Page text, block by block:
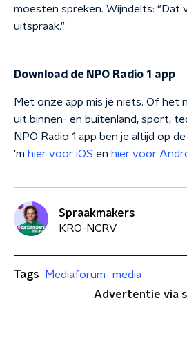
moesten spreken. Wijndelts: "Dat
uitspraak."
Download de NPO Radio 1 app
Met onze app mis je niets. Of het
uit binnen- en buitenland, sport,
NPO Radio 1 app ben je altijd op
'm hier voor iOS en hier voor
Spraakmakers
KRO-NCRV
Tags Mediaforum
media
Advertentie via